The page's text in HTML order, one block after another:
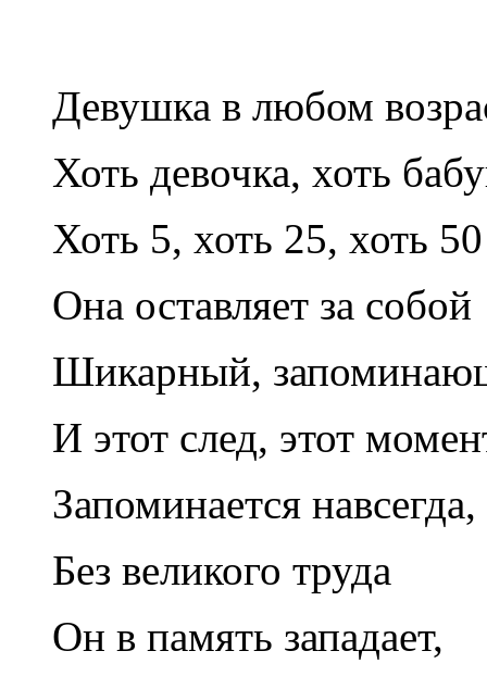
Девушка в любом
Хоть девочка, хоть
Хоть 5, хоть 25, хоть 50
Она оставляет за собой
Шикарный,
И этот след, этот
Запоминается навсегда,
Без великого труда
Он в память западает,